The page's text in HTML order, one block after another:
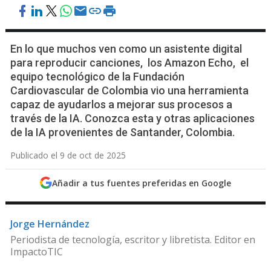
En lo que muchos ven como un asistente digital
para reproducir canciones, los Amazon Echo, el
equipo tecnológico de la Fundación
Cardiovascular de Colombia vio una herramienta
capaz de ayudarlos a mejorar sus procesos a
través de la IA. Conozca esta y otras aplicaciones
de la IA provenientes de Santander, Colombia.
Publicado el 9 de oct de 2025
Añadir a tus fuentes preferidas en Google
Jorge Hernández
Periodista de tecnología, escritor y libretista. Editor en
ImpactoTIC